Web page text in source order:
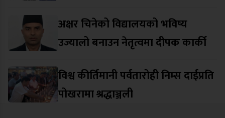
अक्षर चिनेको विद्यालयको भविष्य
उज्यालो बनाउन नेतृत्वमा दीपक कार्की
विश्व कीर्तिमानी पर्वतारोही निम्स दाईप्रति
पोखरामा श्रद्धाञ्जली